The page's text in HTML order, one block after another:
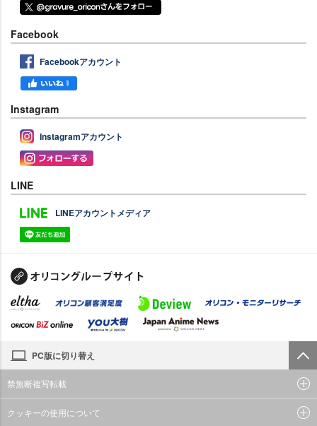
Facebook
Facebookアカウント
Instagram
Instagramアカウント
LINE
LINEアカウントメディア
PC版に切り替え
禁無断複写転載
クッキーの使用について